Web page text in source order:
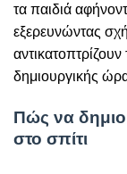
τα παιδιά
εξερευνώντας
δημιουργικής
Πώς να
στο σπίτι